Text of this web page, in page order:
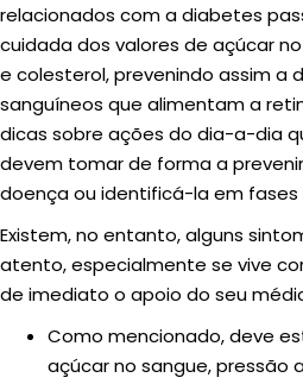
relacionados com a diabetes
cuidada dos valores de açúcar
e colesterol, prevenindo assim a
sanguíneos que alimentam a
dicas sobre ações do dia-a-dia
devem tomar de forma a
doença ou identificá-la em fases
Existem, no entanto, alguns
atento, especialmente se vive
de imediato o apoio do seu
Como mencionado, deve
açúcar no sangue, pressão